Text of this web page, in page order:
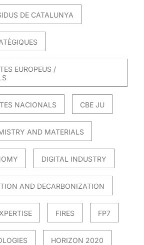
DE CATALUNYA
EUROPEUS /
NACIONALS CBE JU
AND MATERIALS
DIGITAL INDUSTRY
AND DECARBONIZATION
FIRES FP7
HORIZON 2020